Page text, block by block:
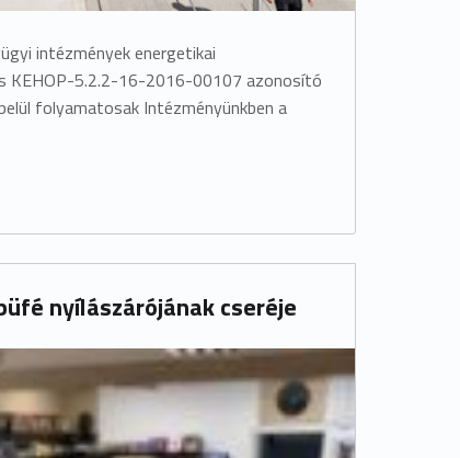
intézmények energetikai
KEHOP-5.2.2-16-2016-00107 azonosító
folyamatosak Intézményünkben a
nyílászárójának cseréje